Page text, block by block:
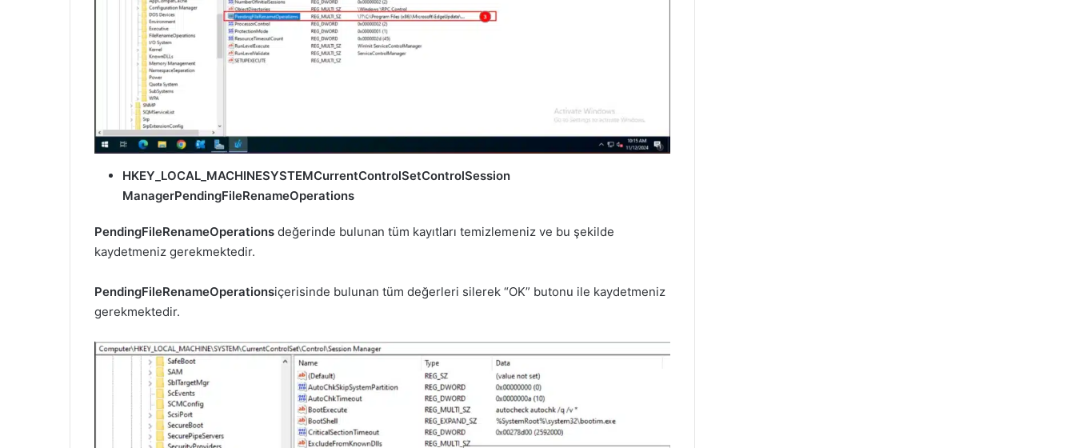
HKEY_LOCAL_MACHINESYSTEMCurrentControlSetControlSession
ManagerPendingFileRenameOperations
PendingFileRenameOperations değerinde bulunan tüm kayıtları temizlemeniz ve bu şekilde
kaydetmeniz gerekmektedir.
PendingFileRenameOperationsiçerisinde bulunan tüm değerleri silerek “OK” butonu ile kaydetmeniz
gerekmektedir.